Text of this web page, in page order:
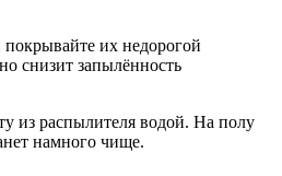
их недорогой
снизит запылённость
распылителя водой. На полу
намного чище.